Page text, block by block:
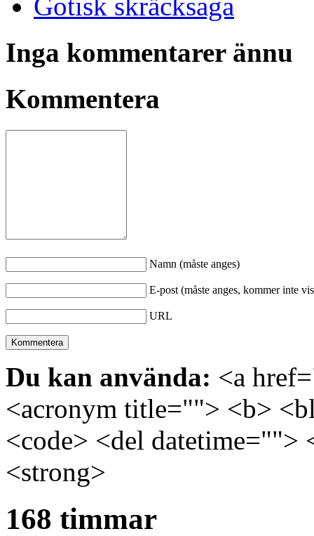
Inga kommentarer ännu
Kommentera
Namn (måste anges)
E-post (måste anges, kommer inte
URL
Du kan använda: <a
<acronym title=""> <b>
<code> <del
<strong>
168 timmar